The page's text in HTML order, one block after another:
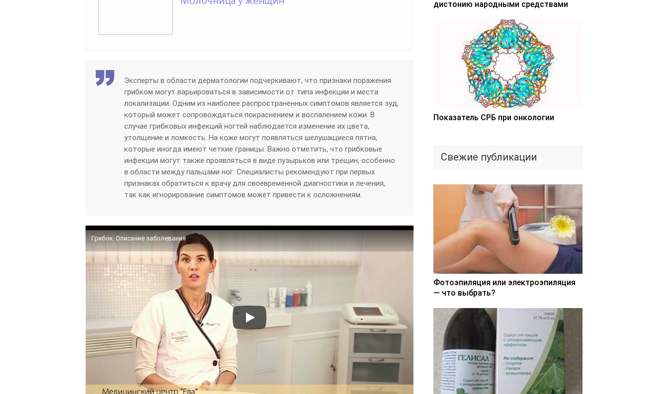
Эксперты в области дерматологии подчеркивают, что признаки поражения
грибком могут варьироваться в зависимости от типа инфекции и места
локализации. Одним из наиболее распространенных симптомов является зуд,
который может сопровождаться покраснением и воспалением кожи. В
случае грибковых инфекций ногтей наблюдается изменение их цвета,
утолщение и ломкость. На коже могут появляться шелушащиеся пятна,
которые иногда имеют четкие границы. Важно отметить, что грибковые
инфекции могут также проявляться в виде пузырьков или трещин, особенно
в области между пальцами ног. Специалисты рекомендуют при первых
признаках обратиться к врачу для своевременной диагностики и лечения,
так как игнорирование симптомов может привести к осложнениям.
Грибок. Описание заболевания
дистонию народными средствами
Показатель СРБ при онкологии
Свежие публикации
Фотоэпиляция или электроэпиляция
— что выбрать?